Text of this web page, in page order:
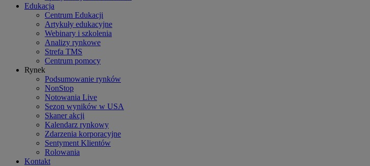
Edukacja
Centrum Edukacji
Artykuły edukacyjne
Webinary i szkolenia
Analizy rynkowe
Strefa TMS
Centrum pomocy
Rynek
Podsumowanie rynków
NonStop
Notowania Live
Sezon wyników w USA
Skaner akcji
Kalendarz rynkowy
Zdarzenia korporacyjne
Sentyment Klientów
Rolowania
Kontakt